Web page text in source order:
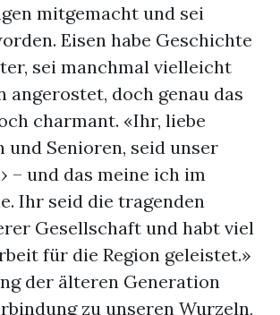
mitgemacht und sei
Eisen habe Geschichte
sei manchmal vielleicht
angerostet, doch genau das
charmant. «Ihr, liebe
und Senioren, seid unser
– und das meine ich im
Ihr seid die tragenden
Gesellschaft und habt viel
für die Region geleistet.»
der älteren Generation
zu unseren Wurzeln,